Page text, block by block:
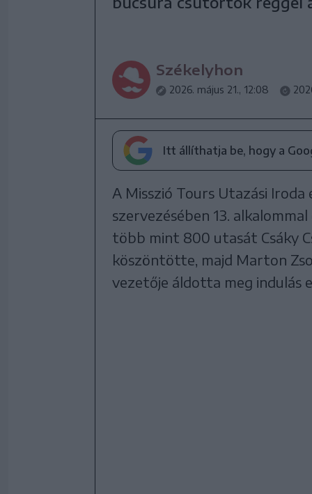
Székelyhon
2026. május 21., 12:08
Itt állíthatja be, hogy a
A Misszió Tours Utazási
szervezésében 13.
több mint 800 utasát Csáky
köszöntötte, majd Marton
vezetője áldotta meg indulás